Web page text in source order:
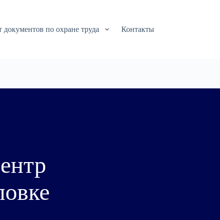
документов по охране труда Контакты